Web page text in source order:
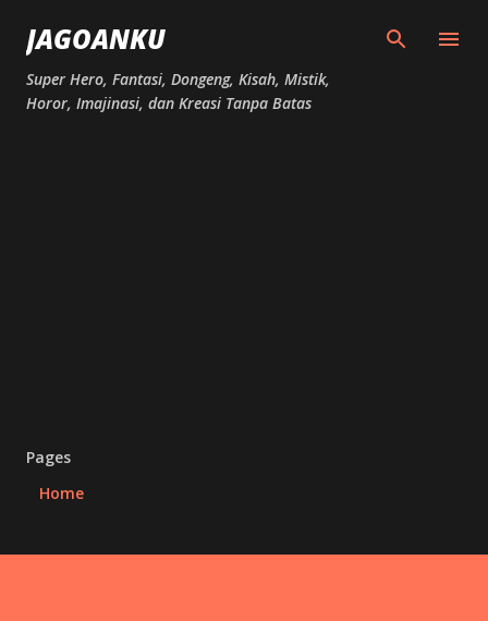
JAGOANKU
Super Hero, Fantasi, Dongeng, Kisah, Mistik,
Horor, Imajinasi, dan Kreasi Tanpa Batas
Pages
Home